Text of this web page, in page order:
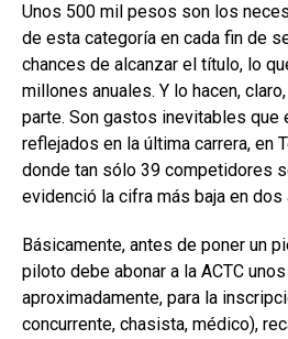
Unos 500 mil pesos son los
de esta categoría en cada fin de
chances de alcanzar el título, lo
millones anuales. Y lo hacen,
parte. Son gastos inevitables que
reflejados en la última carrera, en
donde tan sólo 39 competidores
evidenció la cifra más baja en dos
Básicamente, antes de poner un
piloto debe abonar a la ACTC
aproximadamente, para la
concurrente, chasista, médico),